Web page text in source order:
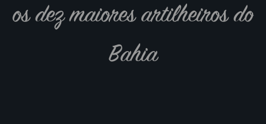
os dez maiores artilheiros do
Bahia